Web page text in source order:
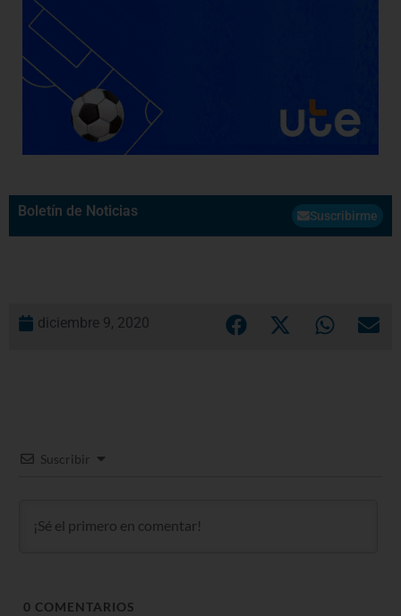
Boletín de Noticias Suscribirme
diciembre 9, 2020
Suscribir
0 COMENTARIOS